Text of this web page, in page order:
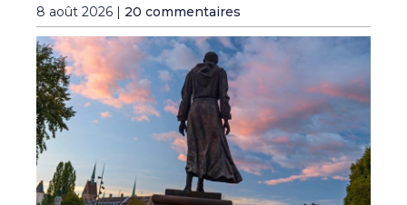
8 août 2026 | 20 commentaires